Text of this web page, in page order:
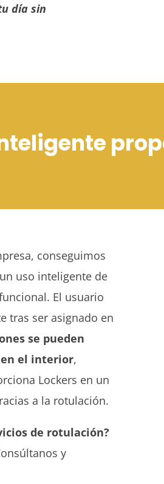
día sin
conseguimos
uso inteligente de
El usuario
tras ser asignado en
se pueden
el interior,
Lockers en un
a la rotulación.
de rotulación?
y